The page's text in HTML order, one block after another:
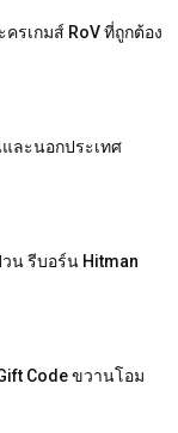
รเกมส์ RoV ที่ถูกต้อง
และนอกประเทศ
น รีบอร์น Hitman
Code ขวานโอม